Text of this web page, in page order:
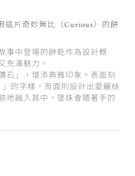
片奇妙無比（Curious）的餅
事中登場的餅乾作為設計概
充滿魅力。
石」，增添典雅印象。表面刻
的字樣，背面則設計出愛麗絲
地融入其中。墜珠會隨著手的